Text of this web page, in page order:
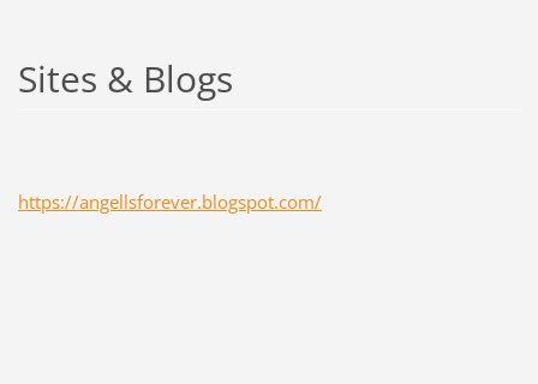
Sites & Blogs
https://angellsforever.blogspot.com/